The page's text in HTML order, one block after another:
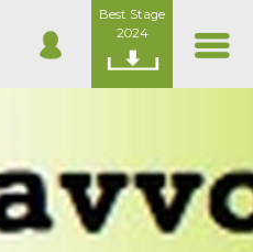
Best Stage
2024